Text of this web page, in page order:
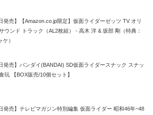
発売】【Amazon.co.jp限定】仮面ライダーゼッツ TV オリ
ウンド トラック（AL2枚組） - 高木 洋 & 坂部 剛（特典：
ケ）
発売】バンダイ(BANDAI) SD仮面ライダースナック スナッ
玩 【BOX販売/10個セット】
発売】テレビマガジン特別編集 仮面ライダー 昭和46年~48